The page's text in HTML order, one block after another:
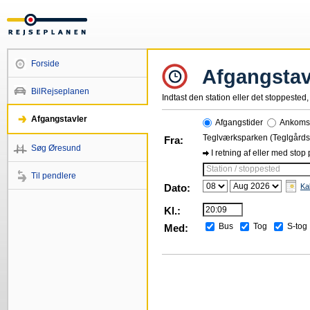
Forside
BilRejseplanen
Afgangstavler
Søg Øresund
Til pendlere
Indtast den station eller det
Afgangstider
Fra:
Teglværksparken
I retning af eller med stop
Station / stoppested
Dato:
Kl.:
Med:
Bus Tog S-tog